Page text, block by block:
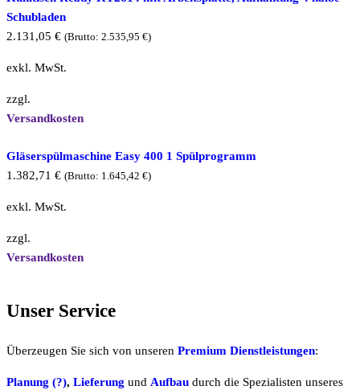
Schubladen
2.131,05 € (Brutto: 2.535,95 €)
exkl. MwSt.
zzgl.
Versandkosten
Gläserspülmaschine Easy 400 1 Spülprogramm
1.382,71 € (Brutto: 1.645,42 €)
exkl. MwSt.
zzgl.
Versandkosten
Unser Service
Überzeugen Sie sich von unseren Premium Dienstleistungen:
Planung (?), Lieferung und Aufbau durch die Spezialisten unseres